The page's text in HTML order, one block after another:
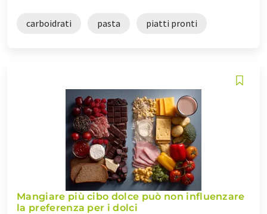
carboidrati pasta piatti pronti
Mangiare più cibo dolce può non influenzare
la preferenza per i dolci